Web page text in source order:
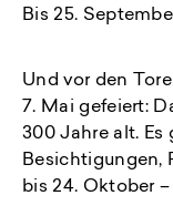
Bis 25.
Und vor den
7. Mai gefeiert:
300 Jahre alt.
Besichtigungen,
bis 24. Oktober